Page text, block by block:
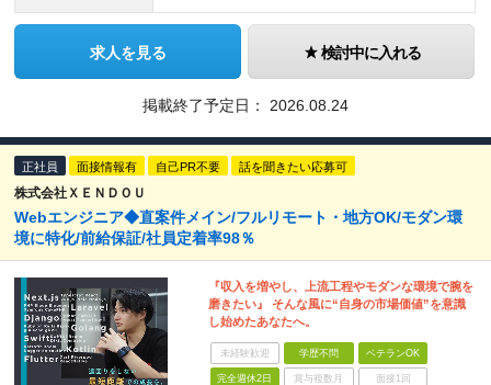
求人を見る 検討中に入れる
掲載終了予定日： 2026.08.24
正社員 面接情報有 自己PR不要 話を聞きたい応募可
株式会社ＸＥＮＤＯＵ
Webエンジニア◆直案件メイン/フルリモート・地方OK/モダン環
境に特化/前給保証/社員定着率98％
『収入を増やし、上流工程やモダンな環境で腕を
磨きたい』 そんな風に“自身の市場価値”を意識
し始めたあなたへ。
未経験歓迎 学歴不問 ベテランOK
完全週休2日 賞与複数月 面接1回